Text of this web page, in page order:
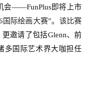
会——FunPlus即将上市
国际绘画大赛”。该比赛
更邀请了包括Glenn、前
多国际艺术界大咖担任